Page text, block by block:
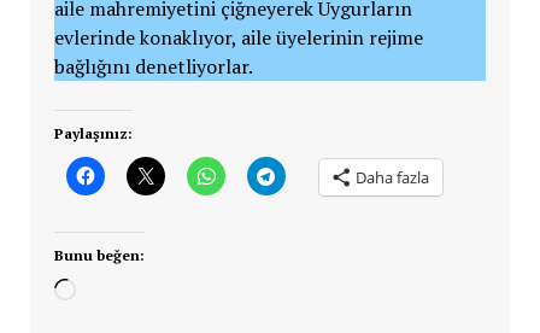
aile mahremiyetini çiğneyerek Uygurların
evlerinde konaklıyor, aile üyelerinin rejime
bağlığını denetliyorlar.
Paylaşınız:
Daha fazla
Bunu beğen:
Yükleniyor...